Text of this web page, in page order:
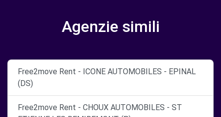
Agenzie simili
Free2move Rent - ICONE AUTOMOBILES - EPINAL
(DS)
Free2move Rent - CHOUX AUTOMOBILES - ST